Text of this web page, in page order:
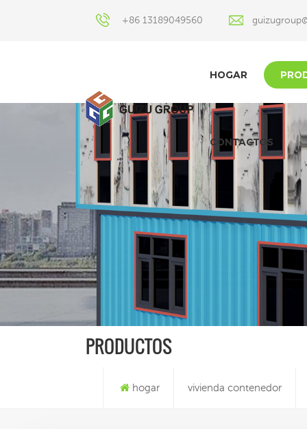
+86 13189049560
HOGAR
CONTACTOS
PRODUCTOS
hogar vivienda contenedor